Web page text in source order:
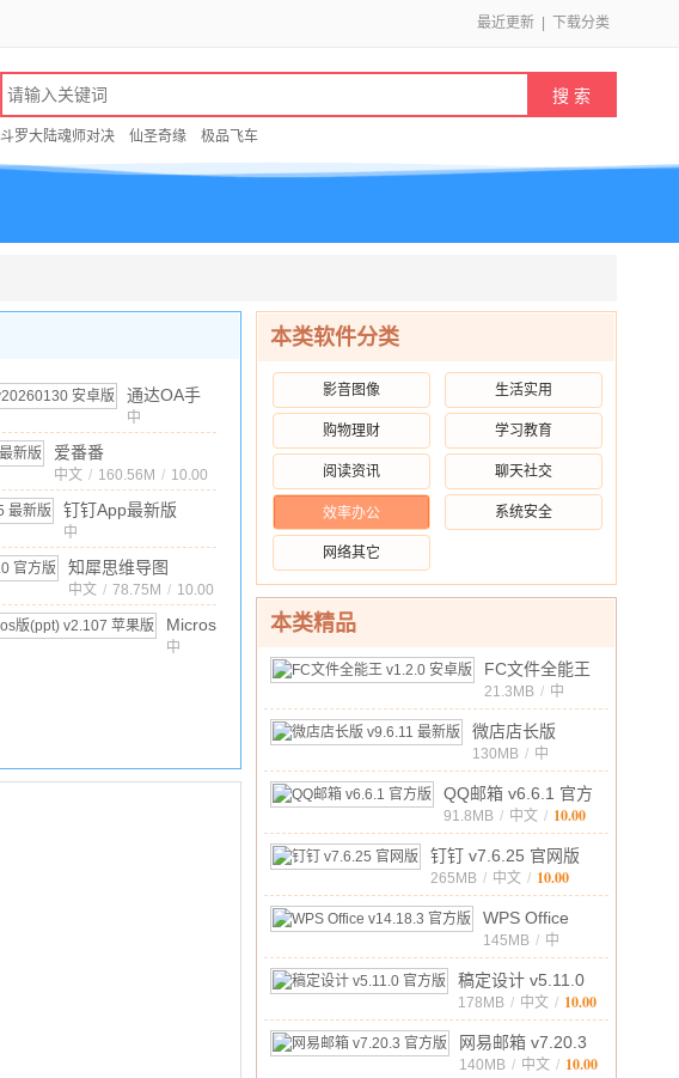
最近更新 下载分类
斗罗大陆魂师对决 仙圣奇缘 极品飞车
通达OA手
机版官方版
安卓版
中
文 / 120.84M
爱番番
app v1.12.2.12 最新
版
中文 / 160.56M / 10.00
钉钉App最新版
v8.2.15 最新版
中
文 / 280.42M / 10.00
知犀思维导图
app v2.8.0 官方版
中文 / 78.75M / 10.00
Microsoft
PowerPoint
中
10.00
本类软件分类
影音图像 生活实用
购物理财 学习教育
阅读资讯 聊天社交
效率办公 系统安全
网络其它
本类精品
FC文件全能王
v1.2.0 安卓版
21.3MB / 中
文 / 10.00
微店店长版
v9.6.11 最新版
130MB / 中
文 / 10.00
QQ邮箱 v6.6.1 官方
版
91.8MB / 中文 / 10.00
钉钉 v7.6.25 官网版
265MB / 中文 / 10.00
WPS Office
v14.18.3 官方
145MB / 中
文 / 10.00
稿定设计 v5.11.0
官方版
178MB / 中文 / 10.00
网易邮箱 v7.20.3
官方版
140MB / 中文 / 10.00